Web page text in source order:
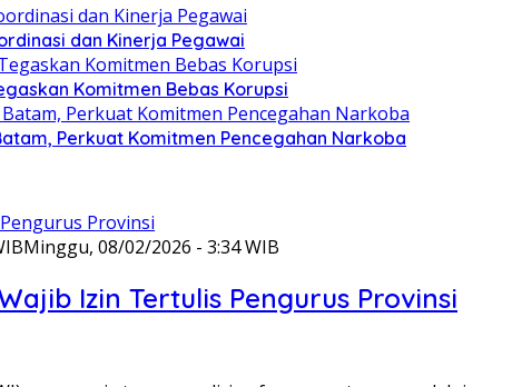
dan Kinerja Pegawai
Komitmen Bebas Korupsi
Perkuat Komitmen Pencegahan Narkoba
Minggu, 08/02/2026 - 3:34 WIB
Izin Tertulis Pengurus Provinsi